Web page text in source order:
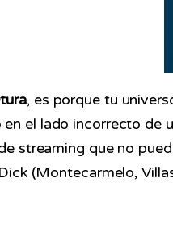
, es porque tu
el lado incorrecto
streaming que no
(Montecarmelo,